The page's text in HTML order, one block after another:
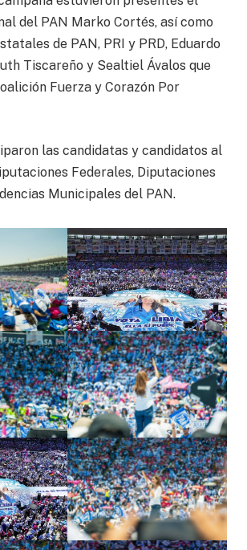
del PAN Marko Cortés, así como
de PAN, PRI y PRD, Eduardo
Tiscareño y Sealtiel Ávalos que
Fuerza y Corazón Por
las candidatas y candidatos al
Federales, Diputaciones
Municipales del PAN.